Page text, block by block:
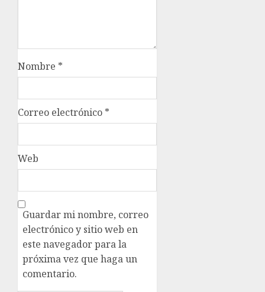
Nombre *
Correo electrónico *
Web
Guardar mi nombre, correo
electrónico y sitio web en
este navegador para la
próxima vez que haga un
comentario.